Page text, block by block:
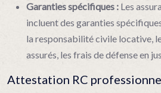
Garanties spécifiques : Les
incluent des garanties
la responsabilité civile locative,
assurés, les frais de défense en
Attestation RC